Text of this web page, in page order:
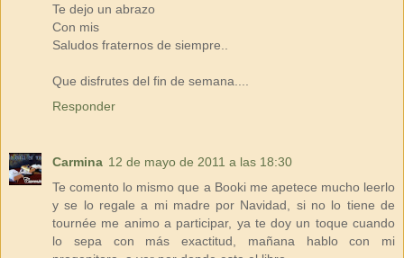
Te dejo un abrazo
Con mis
Saludos fraternos de siempre..
Que disfrutes del fin de semana....
Responder
Carmina 12 de mayo de 2011 a las 18:30
Te comento lo mismo que a Booki me apetece mucho leerlo
y se lo regale a mi madre por Navidad, si no lo tiene de
tournée me animo a participar, ya te doy un toque cuando
lo sepa con más exactitud, mañana hablo con mi